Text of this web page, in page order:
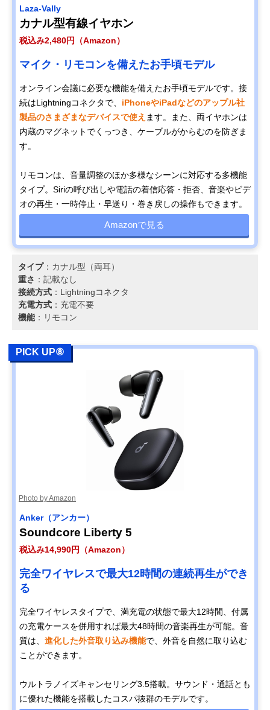
Laza-Vally
カナル型有線イヤホン
税込み2,480円（Amazon）
マイク・リモコンを備えたお手頃モデル
オンライン会議に必要な機能を備えたお手頃モデルです。接
続はLightningコネクタで、 iPhoneやiPadなどのアップル社
製品のさまざまなデバイスで使え ます。また、両イヤホンは
内蔵のマグネットでくっつき、ケーブルがからむのを防ぎま
す。
リモコンは、音量調整のほか多様なシーンに対応する多機能
タイプ。Siriの呼び出しや電話の着信応答・拒否、音楽やビデ
オの再生・一時停止・早送り・巻き戻しの操作もできます。
Amazonで見る
タイプ：カナル型（両耳）
重さ ：記載なし
接続方式 ：Lightningコネクタ
充電方式 ：充電不要
機能：リモコン
PICK UP⑧
Photo by Amazon
Anker（アンカー）
Soundcore Liberty 5
税込み14,990円（Amazon）
完全ワイヤレスで最大12時間の連続再生ができ
る
完全ワイヤレスタイプで、満充電の状態で最大12時間、付属
の充電ケースを併用すれば最大48時間の音楽再生が可能。音
質は、 進化した外音取り込み機能で、外音を自然に取り込む
ことができます。
ウルトラノイズキャンセリング3.5搭載。サウンド・通話とも
に優れた機能を搭載したコスパ抜群のモデルです。